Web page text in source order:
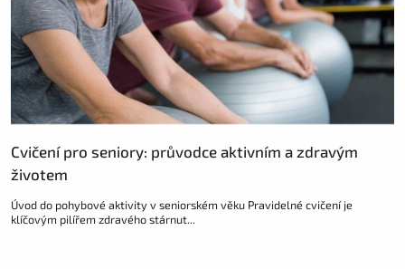
Cvičení pro seniory: průvodce aktivním a zdravým
životem
Úvod do pohybové aktivity v seniorském věku Pravidelné cvičení je
klíčovým pilířem zdravého stárnut...